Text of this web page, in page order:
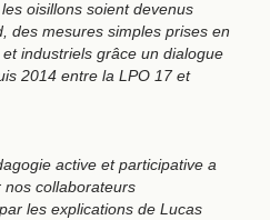
oisillons soient devenus
des mesures simples prises en
industriels grâce un dialogue
2014 entre la LPO 17 et
active et participative a
collaborateurs
les explications de Lucas